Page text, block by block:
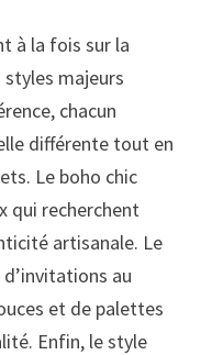
à la fois sur la
majeurs
chacun
différente tout en
Le boho chic
qui recherchent
artisanale. Le
au
et de palettes
Enfin, le style